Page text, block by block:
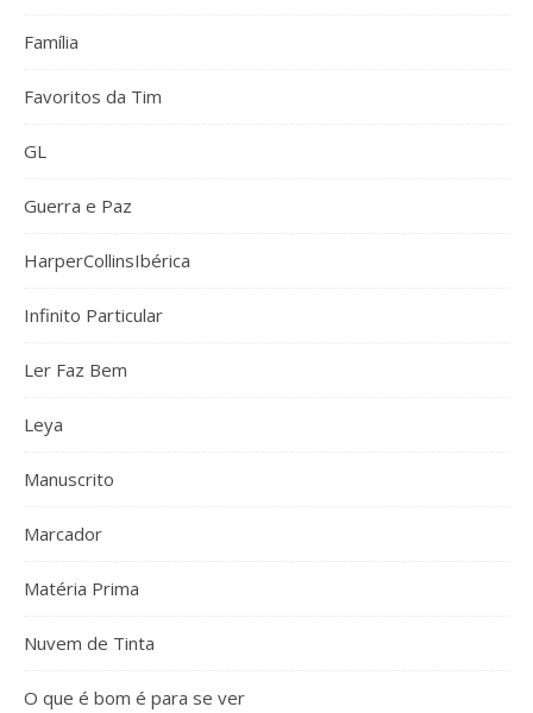
Família
Favoritos da Tim
GL
Guerra e Paz
HarperCollinsIbérica
Infinito Particular
Ler Faz Bem
Leya
Manuscrito
Marcador
Matéria Prima
Nuvem de Tinta
O que é bom é para se ver